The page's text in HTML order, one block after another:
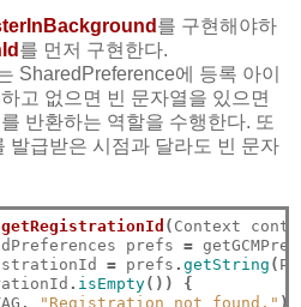
를 구현해야하
를 먼저 구현한다.
SharedPreference에 등록 아이
고 없으면 빈 문자열을 있으면
반환하는 역할을 수행한다. 또
발급받은 시점과 달라도 빈 문자
getRegistrationId ( Context
prefs =
= prefs . getString (
. isEmpty())
{
, "Registration not found." );